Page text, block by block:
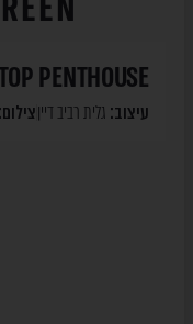
PENTHOUSE
עיצוב: גלית רביב דייןצילום: